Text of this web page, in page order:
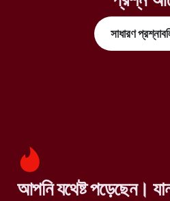
সাধারণ
আপনি যথেষ্ট পড়েছেন।